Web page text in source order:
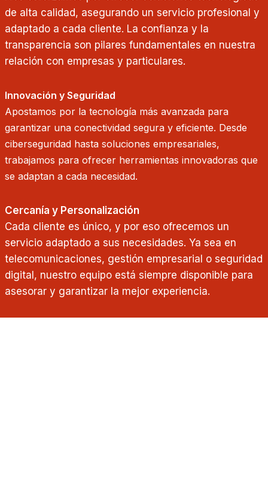
de alta calidad, asegurando un servicio profesional y
adaptado a cada cliente. La confianza y la
transparencia son pilares fundamentales en nuestra
relación con empresas y particulares.
Innovación y Seguridad
Apostamos por la tecnología más avanzada para
garantizar una conectividad segura y eficiente. Desde
ciberseguridad hasta soluciones empresariales,
trabajamos para ofrecer herramientas innovadoras que
se adaptan a cada necesidad.
Cercanía y Personalización
Cada cliente es único, y por eso ofrecemos un
servicio adaptado a sus necesidades. Ya sea en
telecomunicaciones, gestión empresarial o seguridad
digital, nuestro equipo está siempre disponible para
asesorar y garantizar la mejor experiencia.